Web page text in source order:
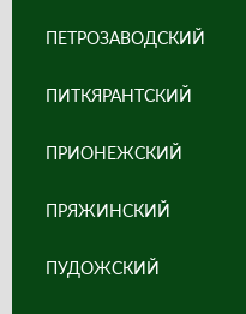
ПЕТРОЗАВОДСКИЙ
ПИТКЯРАНТСКИЙ
ПРИОНЕЖСКИЙ
ПРЯЖИНСКИЙ
ПУДОЖСКИЙ